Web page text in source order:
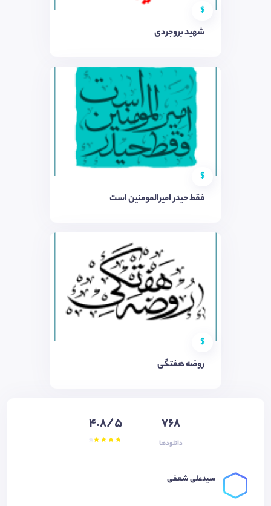
$
شهید بروجردی
$
فقط حیدر امیرالمومنین است
$
روضه هفتگی
768
دانلودها
4.8/5
سیدعلی شعفی